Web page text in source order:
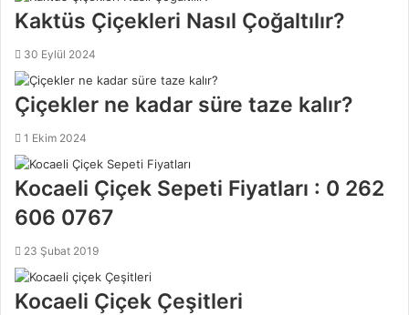
s
Kaktüs Çiçekleri Nasıl Çoğaltılır?
30 Eylül 2024
Çiçekler ne kadar süre taze kalır?
1 Ekim 2024
Kocaeli Çiçek Sepeti Fiyatları : 0 262
606 0767
23 Şubat 2019
Kocaeli Çiçek Çeşitleri